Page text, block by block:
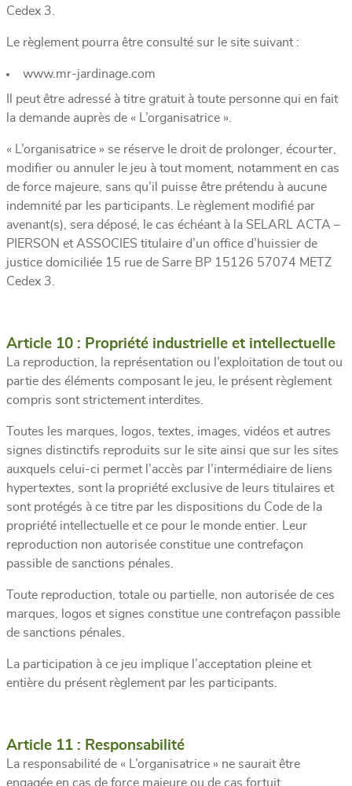
Cedex 3.
Le règlement pourra être consulté sur le site suivant :
www.mr-jardinage.com
Il peut être adressé à titre gratuit à toute personne qui en fait
la demande auprès de « L’organisatrice ».
« L’organisatrice » se réserve le droit de prolonger, écourter,
modifier ou annuler le jeu à tout moment, notamment en cas
de force majeure, sans qu’il puisse être prétendu à aucune
indemnité par les participants. Le règlement modifié par
avenant(s), sera déposé, le cas échéant à la SELARL ACTA –
PIERSON et ASSOCIES titulaire d’un office d’huissier de
justice domiciliée 15 rue de Sarre BP 15126 57074 METZ
Cedex 3.
Article 10 : Propriété industrielle et intellectuelle
La reproduction, la représentation ou l’exploitation de tout ou
partie des éléments composant le jeu, le présent règlement
compris sont strictement interdites.
Toutes les marques, logos, textes, images, vidéos et autres
signes distinctifs reproduits sur le site ainsi que sur les sites
auxquels celui-ci permet l’accès par l’intermédiaire de liens
hypertextes, sont la propriété exclusive de leurs titulaires et
sont protégés à ce titre par les dispositions du Code de la
propriété intellectuelle et ce pour le monde entier. Leur
reproduction non autorisée constitue une contrefaçon
passible de sanctions pénales.
Toute reproduction, totale ou partielle, non autorisée de ces
marques, logos et signes constitue une contrefaçon passible
de sanctions pénales.
La participation à ce jeu implique l’acceptation pleine et
entière du présent règlement par les participants.
Article 11 : Responsabilité
La responsabilité de « L’organisatrice » ne saurait être
engagée en cas de force majeure ou de cas fortuit